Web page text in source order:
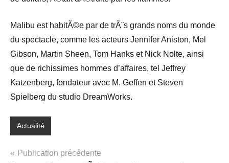
Malibu est habitÃ©e par de trÃ¨s grands noms du monde
du spectacle, comme les acteurs Jennifer Aniston, Mel
Gibson, Martin Sheen, Tom Hanks et Nick Nolte, ainsi
que de richissimes hommes d’affaires, tel Jeffrey
Katzenberg, fondateur avec M. Geffen et Steven
Spielberg du studio DreamWorks.
Actualité
Navigation
Publication précédente